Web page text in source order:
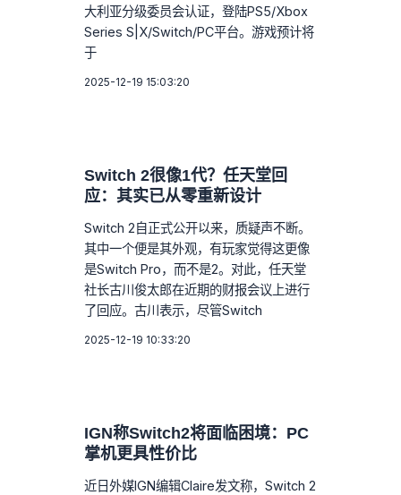
大利亚分级委员会认证，登陆PS5/Xbox
Series S|X/Switch/PC平台。游戏预计将
于
2025-12-19 15:03:20
Switch 2很像1代？任天堂回
应：其实已从零重新设计
Switch 2自正式公开以来，质疑声不断。
其中一个便是其外观，有玩家觉得这更像
是Switch Pro，而不是2。对此，任天堂
社长古川俊太郎在近期的财报会议上进行
了回应。古川表示，尽管Switch
2025-12-19 10:33:20
IGN称Switch2将面临困境：PC
掌机更具性价比
近日外媒IGN编辑Claire发文称，Switch 2